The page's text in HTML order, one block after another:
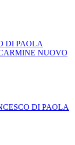
DI PAOLA
NUOVO
DI PAOLA